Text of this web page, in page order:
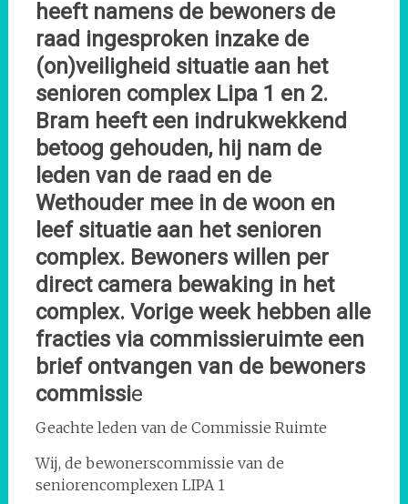
heeft namens de bewoners de
raad ingesproken inzake de
(on)veiligheid situatie aan het
senioren complex Lipa 1 en 2.
Bram heeft een indrukwekkend
betoog gehouden, hij nam de
leden van de raad en de
Wethouder mee in de woon en
leef situatie aan het senioren
complex. Bewoners willen per
direct camera bewaking in het
complex. Vorige week hebben alle
fracties via commissieruimte een
brief ontvangen van de bewoners
commissie
Geachte leden van de Commissie Ruimte
Wij, de bewonerscommissie van de
seniorencomplexen LIPA 1